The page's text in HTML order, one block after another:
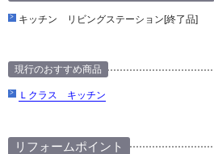
キッチン リビングステーション[終了品]
現行のおすすめ商品
Ｌクラス キッチン
リフォームポイント